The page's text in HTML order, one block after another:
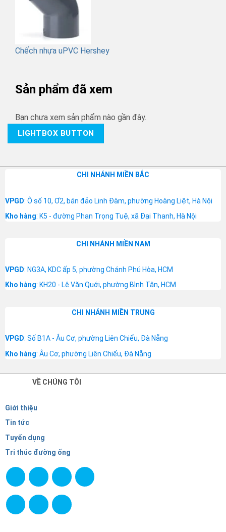
Chếch nhựa uPVC Hershey
Sản phẩm đã xem
Bạn chưa xem sản phẩm nào gần đây.
LIGHTBOX BUTTON
CHI NHÁNH MIỀN BẮC
VPGD: Ô số 10, Ơ2, bán đảo Linh Đàm, phường Hoàng Liệt, Hà Nội
Kho hàng: K5 - đường Phan Trọng Tuệ, xã Đại Thanh, Hà Nội
CHI NHÁNH MIỀN NAM
VPGD: NG3A, KDC ấp 5, phường Chánh Phú Hòa, HCM
Kho hàng: KH20 - Lê Văn Quới, phường Bình Tân, HCM
CHI NHÁNH MIỀN TRUNG
VPGD: Số B1A - Âu Cơ, phường Liên Chiểu, Đà Nẵng
Kho hàng: Âu Cơ, phường Liên Chiểu, Đà Nẵng
VỀ CHÚNG TÔI
Giới thiệu
Tin tức
Tuyển dụng
Tri thúc đường ống